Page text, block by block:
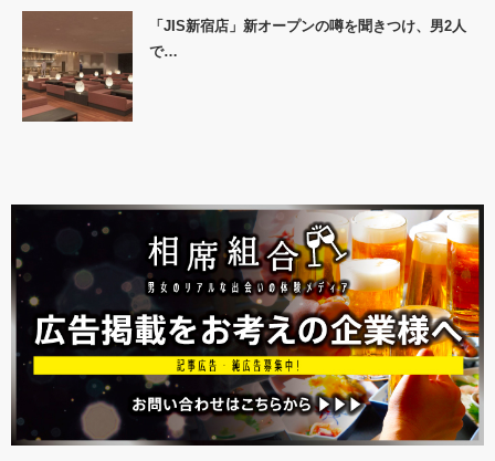
「JIS新宿店」新オープンの噂を聞きつけ、男2人
で…